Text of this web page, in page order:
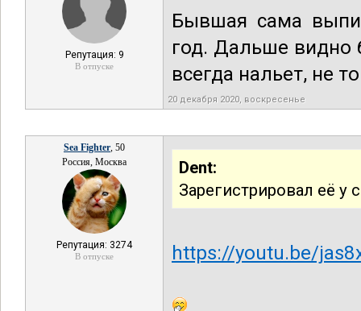
Репутация: 9
В отпуске
Бывшая сама
год. Дальше видно
всегда нальет, не
20 декабря 2020, воскресенье
Sea Fighter, 50
Россия, Москва
Репутация: 3274
В отпуске
Dent:
Зарегистрировал её у
https://youtu.be/